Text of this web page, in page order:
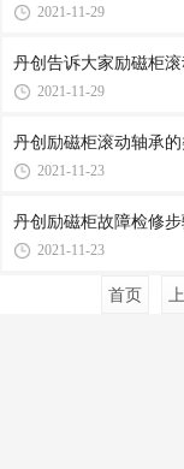
2021-11-29
丹创告诉大家励磁柜
2021-11-29
丹创励磁柜滚动轴承
2021-11-23
丹创励磁柜故障检修
2021-11-23
首页